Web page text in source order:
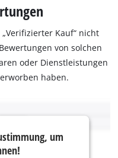
Kauf“ nicht
von solchen
oder Dienstleistungen
haben.
um